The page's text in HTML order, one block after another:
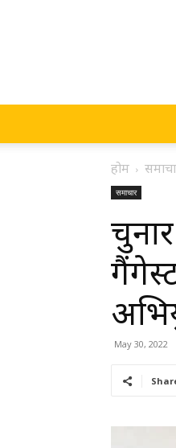
होम
समाचार
May 30, 2022